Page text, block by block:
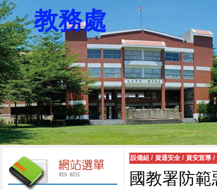
教務處
設備組 / 資通安全 / 資安宣導 /
國教署防